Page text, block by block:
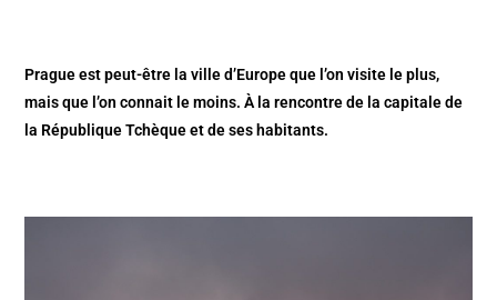
Prague est peut-être la ville d’Europe que l’on visite le plus,
mais que l’on connait le moins. À la rencontre de la capitale de
la République Tchèque et de ses habitants.